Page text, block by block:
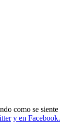
como se siente
y en Facebook.